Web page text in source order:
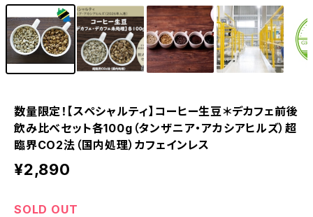
数量限定！【スペシャルティ】コーヒー生豆＊デカフェ前後
飲み比べセット各100g（タンザニア・アカシアヒルズ）超
臨界CO2法（国内処理）カフェインレス
¥2,890
SOLD OUT